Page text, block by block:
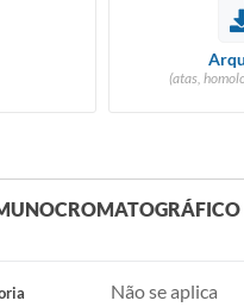
(atas,
Não se aplica